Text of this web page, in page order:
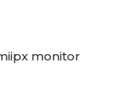
monitor